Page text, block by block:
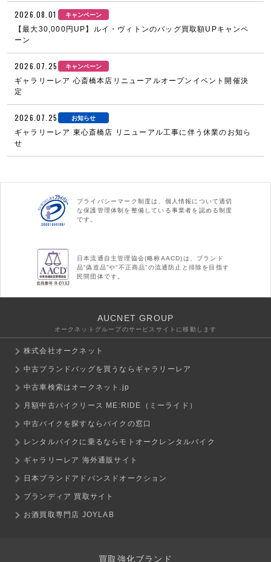
2026.08.01 キャンペーン
【最大30,000円UP】ルイ・ヴィトンのバッグ買取額UPキャンペ
ーン
2026.07.25 キャンペーン
ギャラリーレア 心斎橋本店リニューアルオープンイベント開催決
定
2026.07.25 お知らせ
ギャラリーレア 東心斎橋店 リニューアル工事に伴う休業のお知ら
せ
プライバシーマーク制度は、個人情報について適切
な保護管理体制を整備している事業者を認める制度
です。
日本流通自主管理協会(略称AACD)は、ブランド
品“偽造品”や“不正商品”の流通防止と排除を目指す
民間団体です。
AUCNET GROUP
オークネットグループのサービスサイトに移動します
株式会社オークネット
中古ブランドバッグを買うならギャラリーレア
中古車検索はオークネット.jp
月額中古バイクリース ME:RIDE（ミーライド）
中古バイクを探すならバイクの窓口
レンタルバイクに乗るならモトオークレンタルバイク
ギャラリーレア 海外通販サイト
日本ブランドアドバンスドオークション
ブランディア 買取サイト
お酒買取専門店 JOYLAB
買取強化ブランド